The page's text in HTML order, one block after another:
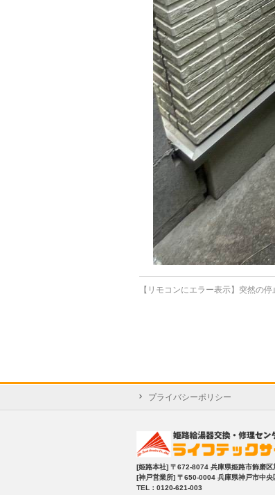
【リモコンにエラー表示】突然の
プライバシーポリシー
[姫路本社] 〒672-8074 兵庫県姫路市飾磨区
[神戸営業所] 〒650-0004 兵庫県神戸市中
TEL：0120-621-003